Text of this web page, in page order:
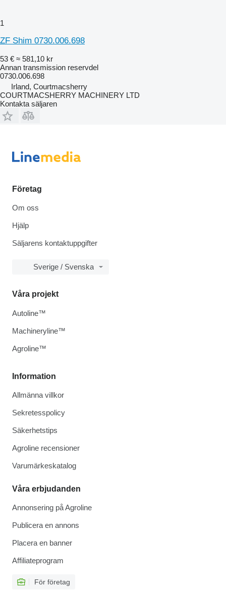
1
ZF Shim 0730.006.698
53 € ≈ 581,10 kr
Annan transmission reservdel
0730.006.698
Irland, Courtmacsherry
COURTMACSHERRY MACHINERY LTD
Kontakta säljaren
Företag
Om oss
Hjälp
Säljarens kontaktuppgifter
Sverige / Svenska
Information
Allmänna villkor
Sekretesspolicy
Säkerhetstips
Agroline recensioner
Varumärkeskatalog
Våra erbjudanden
Annonsering på Agroline
Publicera en annons
Placera en banner
Affiliateprogram
För företag
Våra projekt
Autoline™
Machineryline™
Agroline™